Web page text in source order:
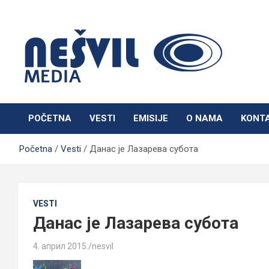
Nešvil Media Bogatić
POČETNA VESTI EMISIJE O NAMA
Početna Vesti Данас је Лазарева субота
VESTI
Данас је Лазарева субота
4. април 2015. nesvil